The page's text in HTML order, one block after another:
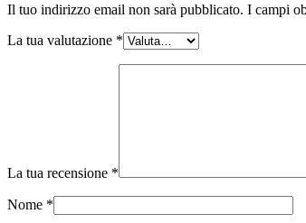
Il tuo indirizzo email non sarà pubblicato. I campi
La tua valutazione *
La tua recensione *
Nome *